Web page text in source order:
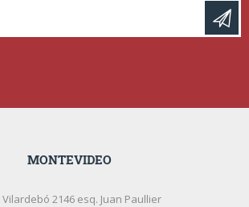
MONTEVIDEO
Vilardebó 2146 esq. Juan Paullier